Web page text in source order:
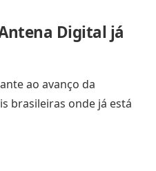
Digital já
ao avanço da
brasileiras onde já está